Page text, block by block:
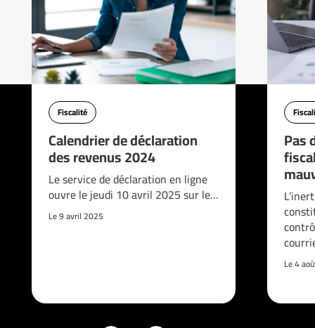
Fiscalité
Calendrier de déclaration
des revenus 2024
Le service de déclaration en ligne
ouvre le jeudi 10 avril 2025 sur le…
Le 9 avril 2025
Pas
Le 4